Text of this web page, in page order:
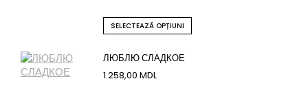
SELECTEAZĂ OPȚIUNI
ЛЮБЛЮ СЛАДКОЕ
1.258,00 MDL